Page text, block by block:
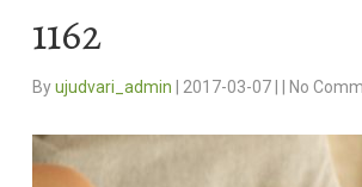
1162
Byujudvari_admin 2017-03-07 No